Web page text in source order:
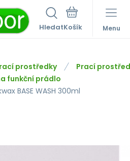
Hledat Menu
prostředky
Prací
funkční prádlo
BASE WASH 300ml